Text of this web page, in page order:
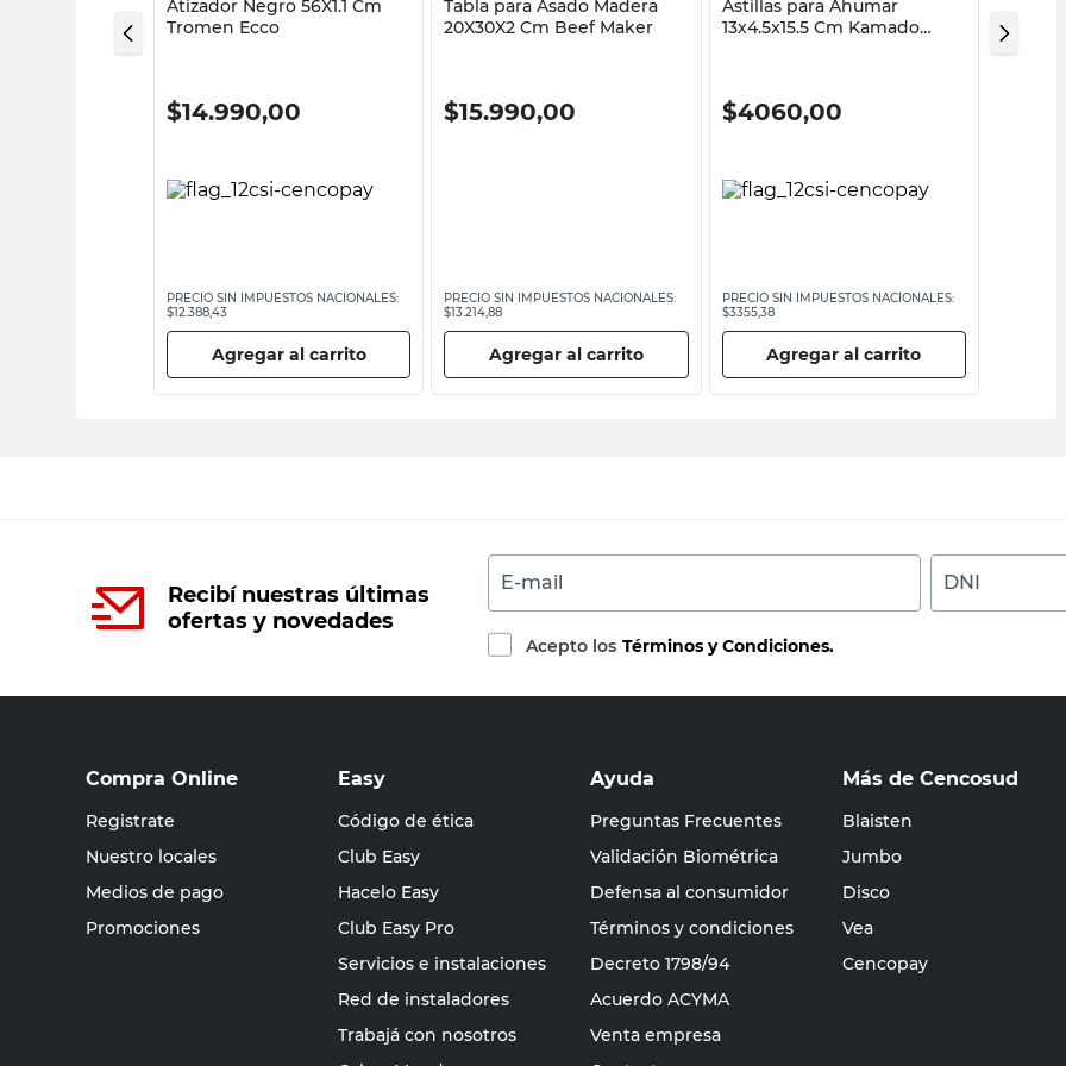
Atizador Negro 56X1.1 Cm
Tromen Ecco
$14.990,00
PRECIO SIN IMPUESTOS NACIONALES:
$12.388,43
Agregar al carrito
Tabla para Asado Madera
20X30X2 Cm Beef Maker
$15.990,00
PRECIO SIN IMPUESTOS NACIONALES:
$13.214,88
Agregar al carrito
Astillas para Ahumar
13x4.5x15.5 Cm Kamado
$4060,00
PRECIO SIN IMPUESTOS NACIONALES:
$3355,38
Agregar al carrito
Recibí nuestras últimas
ofertas y novedades
E-mail DNI
Acepto los Términos y Condiciones.
Compra Online
Registrate
Nuestro locales
Medios de pago
Promociones
Easy
Código de ética
Club Easy
Hacelo Easy
Club Easy Pro
Servicios e instalaciones
Red de instaladores
Trabajá con nosotros
Ayuda
Preguntas Frecuentes
Validación Biométrica
Defensa al consumidor
Términos y condiciones
Decreto 1798/94
Acuerdo ACYMA
Venta empresa
Más de Cencosud
Blaisten
Jumbo
Disco
Vea
Cencopay